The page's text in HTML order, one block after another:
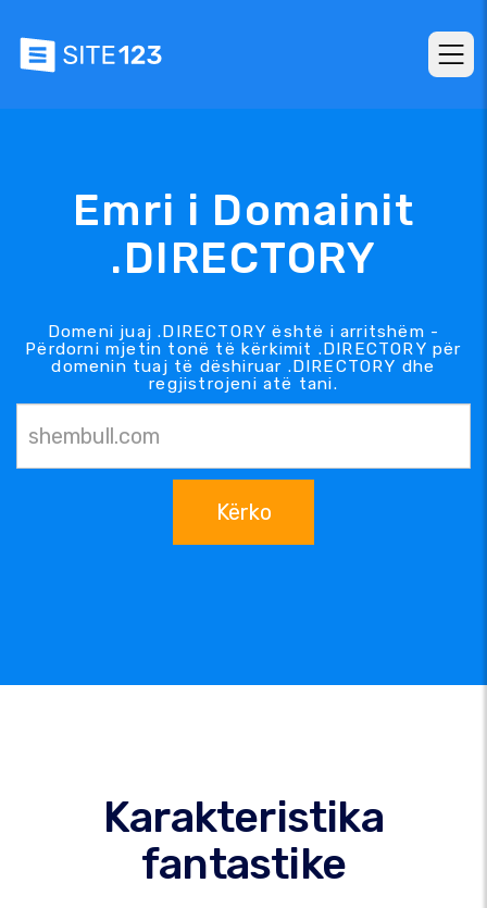
Emri i Domainit
.DIRECTORY
Domeni juaj .DIRECTORY është i arritshëm -
Përdorni mjetin tonë të kërkimit .DIRECTORY për
domenin tuaj të dëshiruar .DIRECTORY dhe
regjistrojeni atë tani.
Kërko
Karakteristika
fantastike